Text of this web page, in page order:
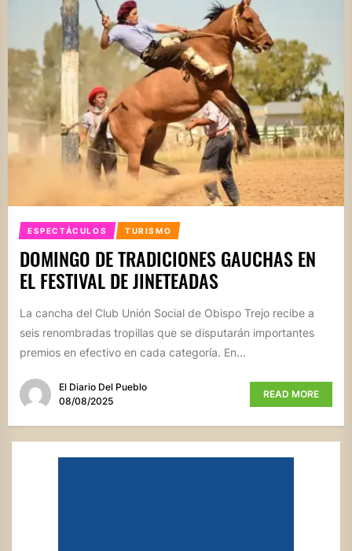
ESPECTÁCULOS TURISMO
DOMINGO DE TRADICIONES GAUCHAS EN
EL FESTIVAL DE JINETEADAS
La cancha del Club Unión Social de Obispo Trejo recibe a
seis renombradas tropillas que se disputarán importantes
premios en efectivo en cada categoría. En...
El Diario Del Pueblo
08/08/2025
READ MORE